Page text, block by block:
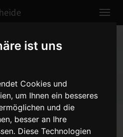
ist uns
Cookies und
um Ihnen ein besseres
und die
besser an Ihre
Diese Technologien
Herren I
Oggersheim
18:00 Uhr